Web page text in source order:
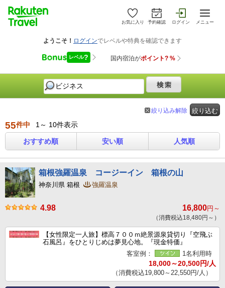
お気に入り 予約確認 ログイン メニュー
絞り込む
絞り込み解除
55件中 1～ 10件表示
おすすめ順 安い順 人気順
箱根強羅温泉 コージーイン 箱根の山
神奈川県 箱根 強羅温泉
4.98 16,800円～
（消費税込18,480円～）
【女性限定一人旅】標高７００ｍ絶景源泉貸切り『空飛ぶ
石風呂』をひとりじめは夢見心地。『現金特価』
客室例：
1名利用時
18,000～20,500円/人
（消費税込19,800～22,550円/人）